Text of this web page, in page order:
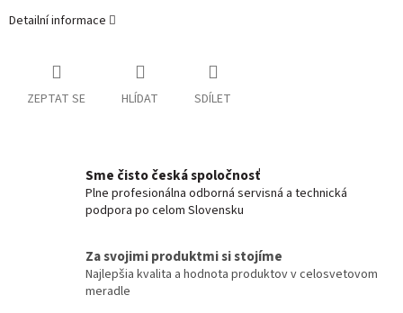
Detailní informace
ZEPTAT SE HLÍDAT SDÍLET
Sme čisto česká spoločnosť
Plne profesionálna odborná servisná a technická
podpora po celom Slovensku
Za svojimi produktmi si stojíme
Najlepšia kvalita a hodnota produktov v celosvetovom
meradle